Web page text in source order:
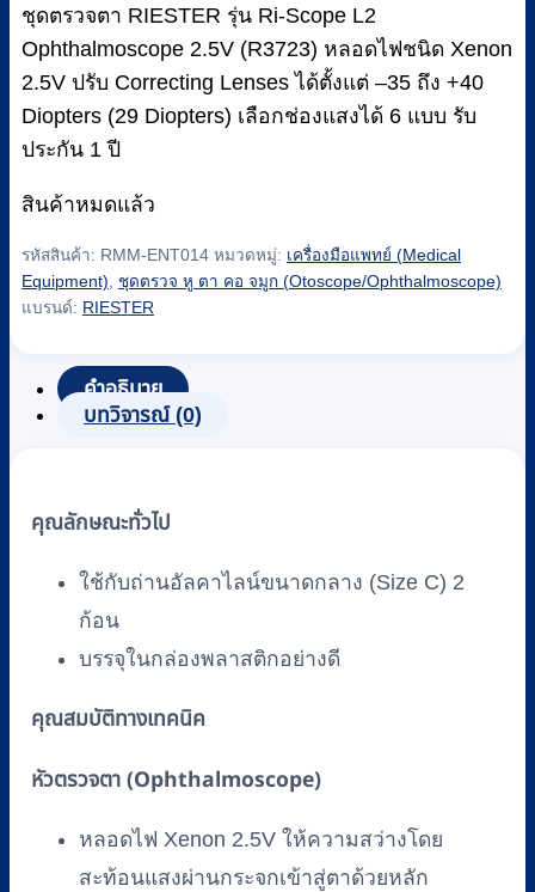
฿12,150.
฿11,100.
ชุดตรวจตา RIESTER รุ่น Ri-Scope L2
Ophthalmoscope 2.5V (R3723) หลอดไฟชนิด Xenon
2.5V ปรับ Correcting Lenses ได้ตั้งแต่ –35 ถึง +40
Diopters (29 Diopters) เลือกช่องแสงได้ 6 แบบ รับ
ประกัน 1 ปี
สินค้าหมดแล้ว
รหัสสินค้า: RMM-ENT014 หมวดหมู่: เครื่องมือแพทย์ (Medical
Equipment), ชุดตรวจ หู ตา คอ จมูก (Otoscope/Ophthalmoscope)
แบรนด์: RIESTER
คำอธิบาย
บทวิจารณ์ (0)
คุณลักษณะทั่วไป
ใช้กับถ่านอัลคาไลน์ขนาดกลาง (Size C) 2
ก้อน
บรรจุในกล่องพลาสติกอย่างดี
คุณสมบัติทางเทคนิค
หัวตรวจตา (Ophthalmoscope)
หลอดไฟ Xenon 2.5V ให้ความสว่างโดย
สะท้อนแสงผ่านกระจกเข้าสู่ตาด้วยหลัก